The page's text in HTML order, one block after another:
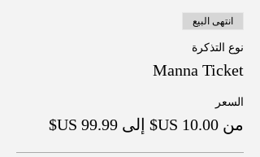
انتهى البيع
نوع التذكرة
Manna Ticket
السعر
من ‏10.00 US$ إلى ‏99.99 US$